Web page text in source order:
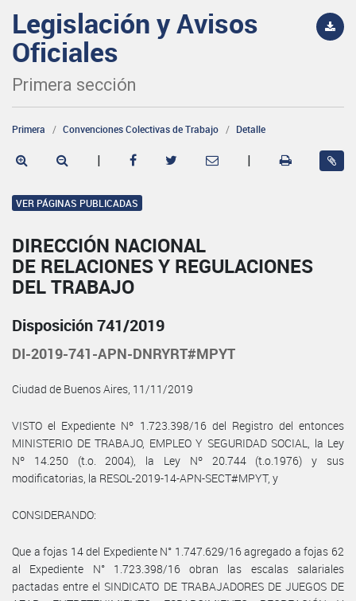
Legislación y Avisos
Oficiales
Primera sección
Primera Convenciones Colectivas de Trabajo Detalle
| |
VER PÁGINAS PUBLICADAS
DIRECCIÓN NACIONAL
DE RELACIONES Y REGULACIONES
DEL TRABAJO
Disposición 741/2019
DI-2019-741-APN-DNRYRT#MPYT
Ciudad de Buenos Aires, 11/11/2019
VISTO el Expediente Nº 1.723.398/16 del Registro del entonces
MINISTERIO DE TRABAJO, EMPLEO Y SEGURIDAD SOCIAL, la Ley
Nº 14.250 (t.o. 2004), la Ley Nº 20.744 (t.o.1976) y sus
modificatorias, la RESOL-2019-14-APN-SECT#MPYT, y
CONSIDERANDO:
Que a fojas 14 del Expediente N° 1.747.629/16 agregado a fojas 62
al Expediente N° 1.723.398/16 obran las escalas salariales
pactadas entre el SINDICATO DE TRABAJADORES DE JUEGOS DE